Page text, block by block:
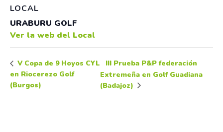
LOCAL
URABURU GOLF
Ver la web del Local
V Copa de 9 Hoyos CYL
en Riocerezo Golf
(Burgos)
III Prueba P&P federación
Extremeña en Golf Guadiana
(Badajoz)